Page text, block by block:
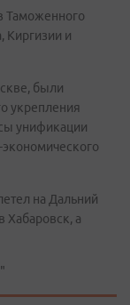
Таможенного
Киргизии и
были
укрепления
унификации
экономического
на Дальний
Хабаровск, а